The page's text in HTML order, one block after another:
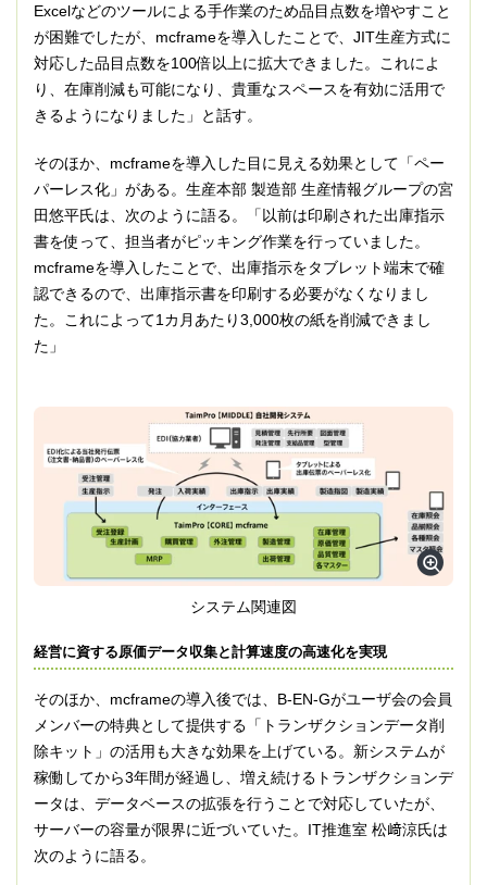
Excelなどのツールによる手作業のため品目点数を増やすこと
が困難でしたが、mcframeを導入したことで、JIT生産方式に
対応した品目点数を100倍以上に拡大できました。これによ
り、在庫削減も可能になり、貴重なスペースを有効に活用で
きるようになりました」と話す。
そのほか、mcframeを導入した目に見える効果として「ペー
パーレス化」がある。生産本部 製造部 生産情報グループの宮
田悠平氏は、次のように語る。「以前は印刷された出庫指示
書を使って、担当者がピッキング作業を行っていました。
mcframeを導入したことで、出庫指示をタブレット端末で確
認できるので、出庫指示書を印刷する必要がなくなりまし
た。これによって1カ月あたり3,000枚の紙を削減できまし
た」
システム関連図
経営に資する原価データ収集と計算速度の高速化を実現
そのほか、mcframeの導入後では、B-EN-Gがユーザ会の会員
メンバーの特典として提供する「トランザクションデータ削
除キット」の活用も大きな効果を上げている。新システムが
稼働してから3年間が経過し、増え続けるトランザクションデ
ータは、データベースの拡張を行うことで対応していたが、
サーバーの容量が限界に近づいていた。IT推進室 松﨑涼氏は
次のように語る。